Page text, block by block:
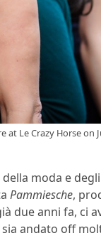
at Le Crazy Horse on
moda e
Pammiesche,
due anni fa, ci
andato off